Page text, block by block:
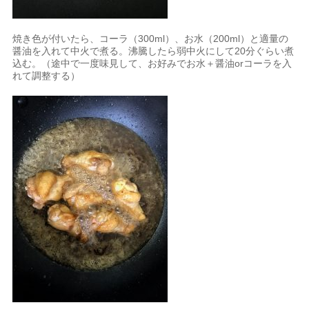
焼き色が付いたら、コーラ（300ml）、お水（200ml）と適量の
醤油を入れて中火で煮る。沸騰したら弱中火にして20分ぐらい煮
込む。（途中で一度味見して、お好みでお水＋醤油orコーラを入
れて調整する）